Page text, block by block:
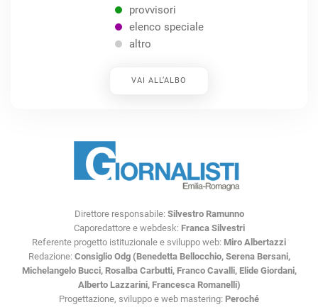
provvisori
elenco speciale
altro
VAI ALL’ALBO
Direttore responsabile: Silvestro Ramunno
Caporedattore e webdesk: Franca Silvestri
Referente progetto istituzionale e sviluppo web: Miro Albertazzi
Redazione: Consiglio Odg (Benedetta Bellocchio, Serena Bersani,
Michelangelo Bucci, Rosalba Carbutti, Franco Cavalli, Elide Giordani,
Alberto Lazzarini, Francesca Romanelli)
Progettazione, sviluppo e web mastering: Peroché